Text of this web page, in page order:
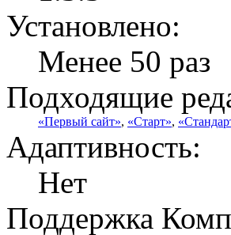
Установлено:
Менее 50 раз
Подходящие
«Первый сайт», «Старт»,
Адаптивность:
Нет
Поддержка